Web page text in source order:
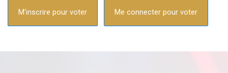
M'inscrire pour voter Me connecter pour voter